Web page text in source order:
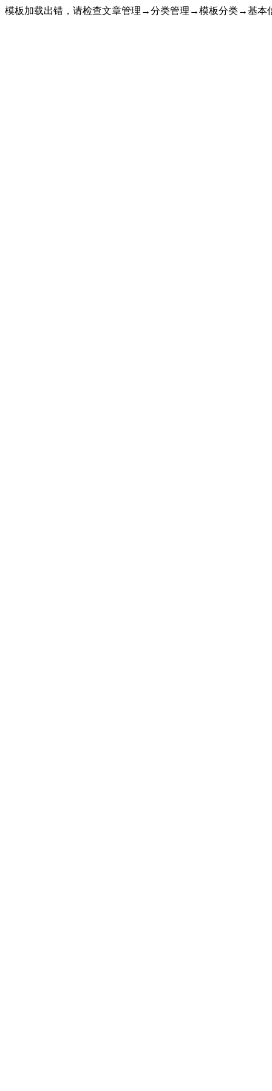
模板加载出错，请检查文章管理→分类管理→模板分类→基本